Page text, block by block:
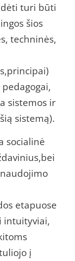
turi būti
šios
techninės,
sistemos ir
sistemą).
socialinė
etapuose
intuityviai,
į